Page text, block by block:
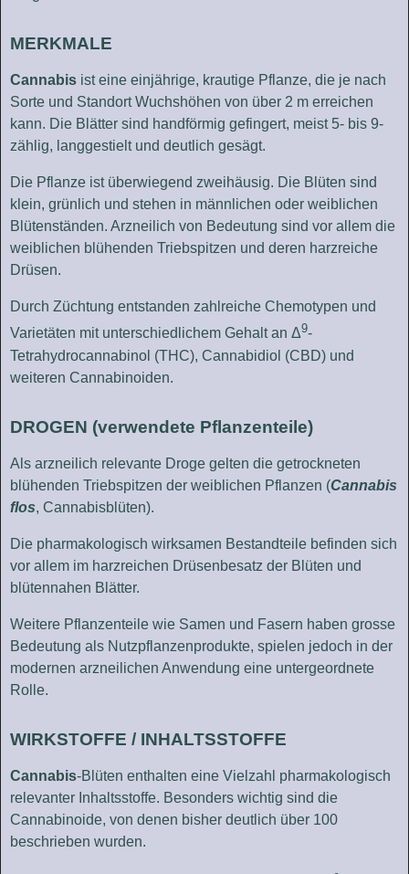
MERKMALE
Cannabis ist eine einjährige, krautige Pflanze, die je nach
Sorte und Standort Wuchshöhen von über 2 m erreichen
kann. Die Blätter sind handförmig gefingert, meist 5- bis 9-
zählig, langgestielt und deutlich gesägt.
Die Pflanze ist überwiegend zweihäusig. Die Blüten sind
klein, grünlich und stehen in männlichen oder weiblichen
Blütenständen. Arzneilich von Bedeutung sind vor allem die
weiblichen blühenden Triebspitzen und deren harzreiche
Drüsen.
Durch Züchtung entstanden zahlreiche Chemotypen und
Varietäten mit unterschiedlichem Gehalt an Δ9-
Tetrahydrocannabinol (THC), Cannabidiol (CBD) und
weiteren Cannabinoiden.
DROGEN (verwendete Pflanzenteile)
Als arzneilich relevante Droge gelten die getrockneten
blühenden Triebspitzen der weiblichen Pflanzen (Cannabis
flos, Cannabisblüten).
Die pharmakologisch wirksamen Bestandteile befinden sich
vor allem im harzreichen Drüsenbesatz der Blüten und
blütennahen Blätter.
Weitere Pflanzenteile wie Samen und Fasern haben grosse
Bedeutung als Nutzpflanzenprodukte, spielen jedoch in der
modernen arzneilichen Anwendung eine untergeordnete
Rolle.
WIRKSTOFFE / INHALTSSTOFFE
Cannabis-Blüten enthalten eine Vielzahl pharmakologisch
relevanter Inhaltsstoffe. Besonders wichtig sind die
Cannabinoide, von denen bisher deutlich über 100
beschrieben wurden.